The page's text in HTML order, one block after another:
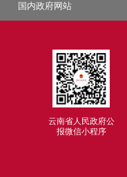
国内政府网站
云南省人民政府公
报微信小程序